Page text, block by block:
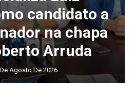
candidato a
na chapa
Arruda
Agosto De 2026